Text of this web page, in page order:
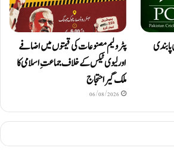
پر 2 سال کی پابندی
پٹرولیم مصنوعات کی قیمتوں میں اضافے
اور لیوی ٹیکس کے خلاف جماعتِ اسلامی کا
ملک گیر احتجاج
06/08/2026